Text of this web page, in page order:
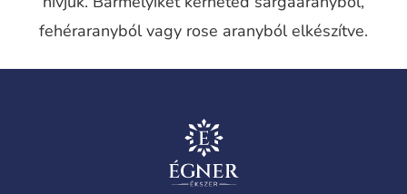
fehéraranyból vagy rose aranyból elkészítve.